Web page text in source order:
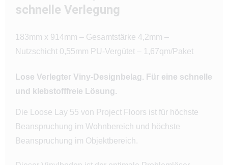
schnelle Verlegung
183mm x 914mm – Gesamtstärke 4,2mm –
Nutzschicht 0,55mm PU-Vergütet – 1,67qm/Paket
Lose Verlegter Viny-Designbelag. Für eine schnelle
und klebstofffreie Lösung.
Die Loose Lay 55 von Project Floors ist für höchste
Beanspruchung im Wohnbereich und höchste
Beanspruchung im Objektbereich.